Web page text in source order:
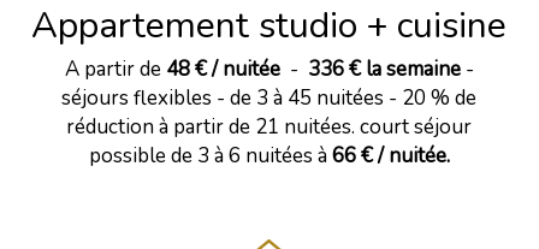
Appartement studio + cuisine
A partir de 48 € / nuitée- 336 € la semaine-
séjours flexibles - de 3 à 45 nuitées - 20 % de
réduction à partir de 21 nuitées. court séjour
possible de 3 à 6 nuitées à66 € / nuitée.